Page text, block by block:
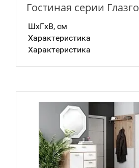
Гостиная серии Глазго
ШxГxВ, см
Характеристика
Характеристика